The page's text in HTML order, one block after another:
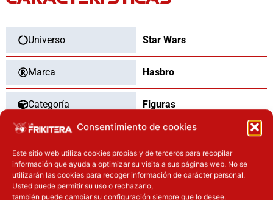
Consentimiento de cookies
Este sitio web utiliza cookies propias y de terceros para recopilar
información que ayuda a optimizar su visita a sus páginas web. No se
utilizarán las cookies para recoger información de carácter personal.
Usted puede permitir su uso o rechazarlo,
también puede cambiar su configuración siempre que lo desee.
Universo Star Wars
Marca Hasbro
Categoría Figuras
Tipo